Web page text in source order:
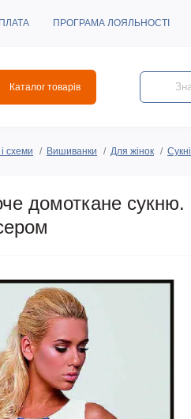
ПРОГРАМА ЛОЯЛЬНОСТІ
Каталог товарів
схеми Вишиванки Для жінок Сукні
домоткане сукню.